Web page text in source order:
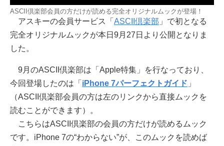
ASCII倶楽部会員の方だけが読める完全オリジナルムックが登場！
アスキーの会員サービス「 ASCII倶楽部 」で初となる
完全オリジナルムックが本日9月27日より公開となりま
した。
9月のASCII倶楽部は「Apple特集」を行なっており、
今回登場したのは「 iPhone 7パーフェクトガイド 」
（ASCII倶楽部会員の方は左のリンクから直接ムックを
読むことができます）。
こちらはASCII倶楽部の会員の方だけが読めるムック
です。iPhone 7の“わからない”が、このムックを読めば